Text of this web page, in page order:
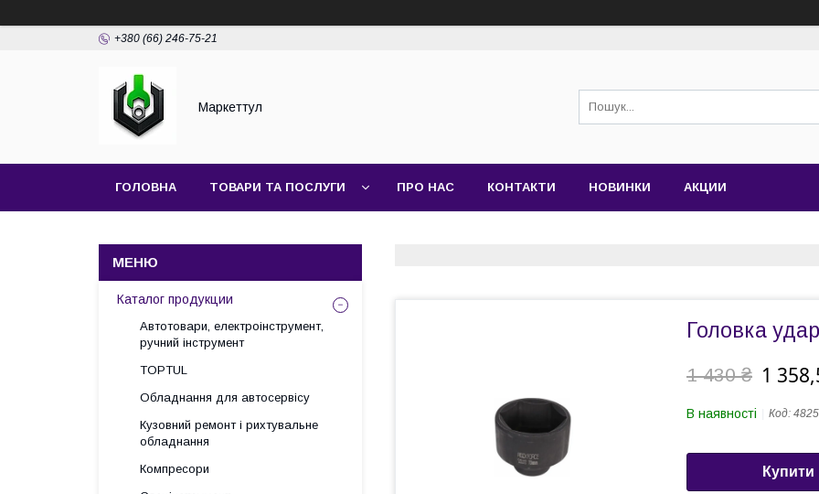
+380 (66) 246-75-21
Маркеттул
ГОЛОВНА ТОВАРИ ТА ПОСЛУГИ ПРО НАС КОНТАКТИ НОВИНКИ АКЦИИ
Головка
1 430 ₴ 1
В наявності Код:
Купити
Каталог продукции
Автотовари, електроінструмент,
ручний інструмент
TOPTUL
Обладнання для автосервісу
Кузовний ремонт і рихтувальне
обладнання
Компресори